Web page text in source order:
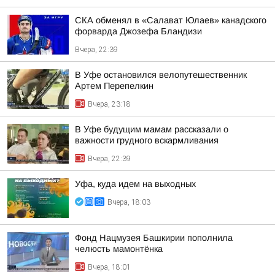
СКА обменял в «Салават Юлаев» канадского
форварда Джозефа Бландизи
Вчера, 22:39
В Уфе остановился велопутешественник
Артем Перепелкин
Вчера, 23:18
В Уфе будущим мамам рассказали о
важности грудного вскармливания
Вчера, 22:39
Уфа, куда идем на выходных
Вчера, 18:03
Фонд Нацмузея Башкирии пополнила
челюсть мамонтёнка
Вчера, 18:01